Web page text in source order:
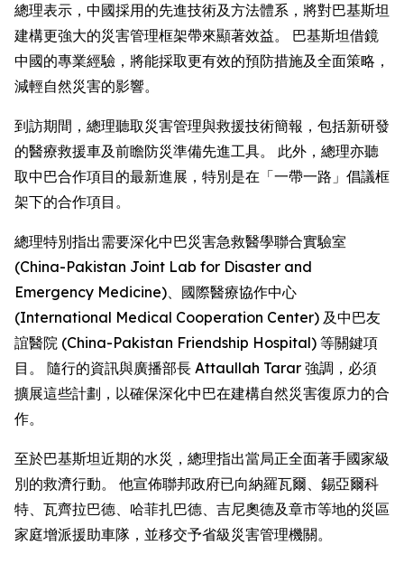
總理表示，中國採用的先進技術及方法體系，將對巴基斯坦
建構更強大的災害管理框架帶來顯著效益。 巴基斯坦借鏡
中國的專業經驗，將能採取更有效的預防措施及全面策略，
減輕自然災害的影響。
到訪期間，總理聽取災害管理與救援技術簡報，包括新研發
的醫療救援車及前瞻防災準備先進工具。 此外，總理亦聽
取中巴合作項目的最新進展，特別是在「一帶一路」倡議框
架下的合作項目。
總理特別指出需要深化中巴災害急救醫學聯合實驗室
(China-Pakistan Joint Lab for Disaster and
Emergency Medicine)、國際醫療協作中心
(International Medical Cooperation Center) 及中巴友
誼醫院 (China-Pakistan Friendship Hospital) 等關鍵項
目。 隨行的資訊與廣播部長 Attaullah Tarar 強調，必須
擴展這些計劃，以確保深化中巴在建構自然災害復原力的合
作。
至於巴基斯坦近期的水災，總理指出當局正全面著手國家級
別的救濟行動。 他宣佈聯邦政府已向納羅瓦爾、錫亞爾科
特、瓦齊拉巴德、哈菲扎巴德、吉尼奧德及章市等地的災區
家庭增派援助車隊，並移交予省級災害管理機關。